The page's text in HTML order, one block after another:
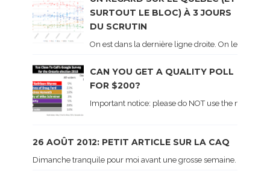
SURTOUT LE BLOC) À 3 JOURS
DU SCRUTIN
On est dans la dernière ligne droite. On le sait
CAN YOU GET A QUALITY POLL
FOR $200?
Important notice: please do NOT use the
26 AOÛT 2012: PETIT ARTICLE SUR LA CAQ
Dimanche tranquile pour moi avant une grosse semaine. Voici